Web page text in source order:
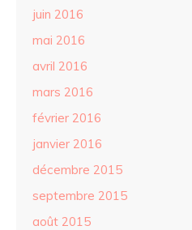
juin 2016
mai 2016
avril 2016
mars 2016
février 2016
janvier 2016
décembre 2015
septembre 2015
août 2015